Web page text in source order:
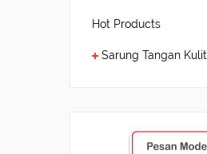
Hot Products
Sarung Tangan Kulit